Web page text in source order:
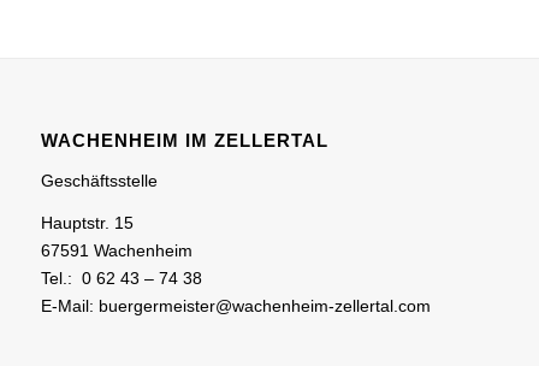
WACHENHEIM IM ZELLERTAL
Geschäftsstelle
Hauptstr. 15
67591 Wachenheim
Tel.: 0 62 43 – 74 38
E-Mail: buergermeister@wachenheim-zellertal.com